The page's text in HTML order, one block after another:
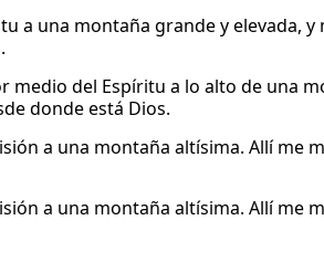
a una montaña grande y elevada,
medio del Espíritu a lo alto de una
donde está Dios.
a una montaña altísima. Allí me
a una montaña altísima. Allí me